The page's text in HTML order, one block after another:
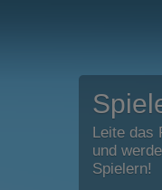
Leite das
und
Spielern!